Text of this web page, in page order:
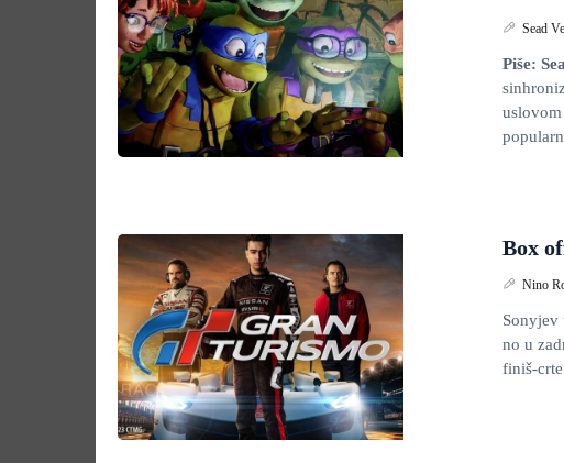
Sead
Piše:
uslovom
Box
Nino
Sonyjev
no u
finiš-